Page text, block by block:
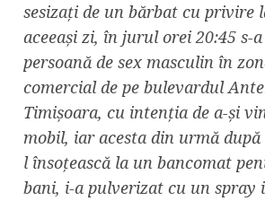
sesizați de un bărbat cu privire
aceeași zi, în jurul orei 20:45 s-
persoană de sex masculin în
comercial de pe bulevardul
Timișoara, cu intenția de a-și
mobil, iar acesta din urmă
l însoțească la un bancomat
bani, i-a pulverizat cu un